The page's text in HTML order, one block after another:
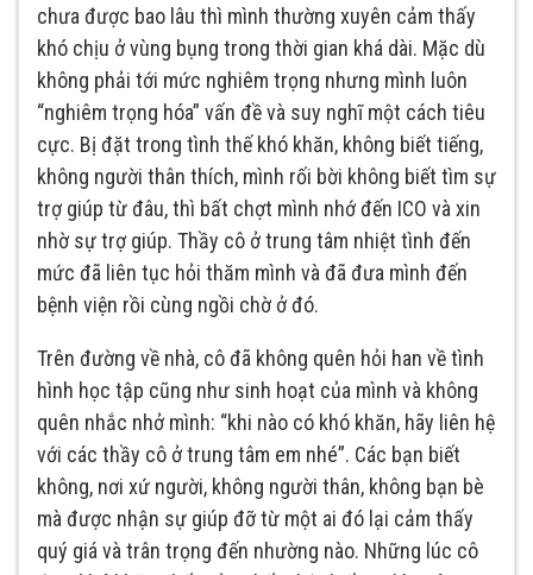
chưa được bao lâu thì mình thường xuyên cảm thấy
khó chịu ở vùng bụng trong thời gian khá dài. Mặc dù
không phải tới mức nghiêm trọng nhưng mình luôn
“nghiêm trọng hóa” vấn đề và suy nghĩ một cách tiêu
cực. Bị đặt trong tình thế khó khăn, không biết tiếng,
không người thân thích, mình rối bời không biết tìm sự
trợ giúp từ đâu, thì bất chợt mình nhớ đến ICO và xin
nhờ sự trợ giúp. Thầy cô ở trung tâm nhiệt tình đến
mức đã liên tục hỏi thăm mình và đã đưa mình đến
bệnh viện rồi cùng ngồi chờ ở đó.
Trên đường về nhà, cô đã không quên hỏi han về tình
hình học tập cũng như sinh hoạt của mình và không
quên nhắc nhở mình: “khi nào có khó khăn, hãy liên hệ
với các thầy cô ở trung tâm em nhé”. Các bạn biết
không, nơi xứ người, không người thân, không bạn bè
mà được nhận sự giúp đỡ từ một ai đó lại cảm thấy
quý giá và trân trọng đến nhường nào. Những lúc cô